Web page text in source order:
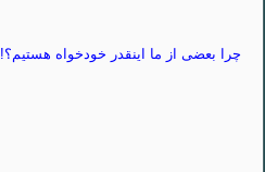
چرا بعضی از ما اینقدر خودخواه